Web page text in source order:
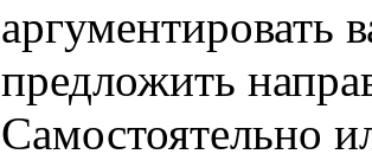
аргументировать
предложить
Самостоятельно